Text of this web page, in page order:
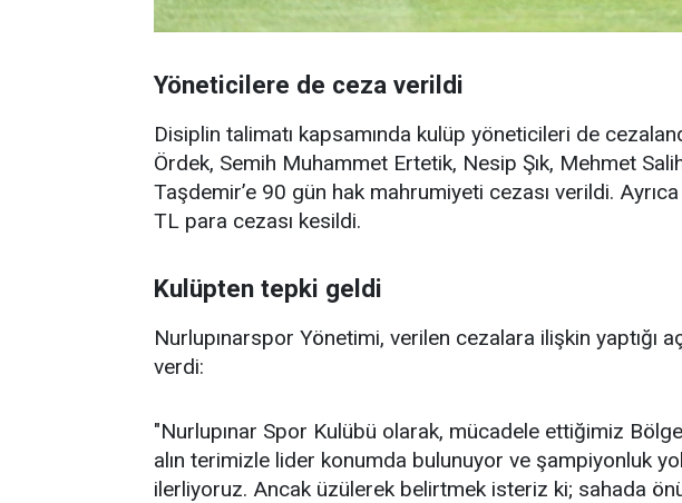
Yöneticilere de ceza verildi
Disiplin talimatı kapsamında kulüp yöneticileri de
Ördek, Semih Muhammet Ertetik, Nesip Şık, Mehmet
Taşdemir’e 90 gün hak mahrumiyeti cezası verildi.
TL para cezası kesildi.
Kulüpten tepki geldi
Nurlupınarspor Yönetimi, verilen cezalara ilişkin yaptığı
verdi:
"Nurlupınar Spor Kulübü olarak, mücadele ettiğimiz
alın terimizle lider konumda bulunuyor ve şampiyonluk
ilerliyoruz. Ancak üzülerek belirtmek isteriz ki; sahada